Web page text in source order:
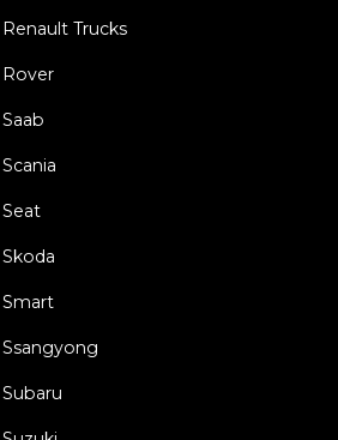
Renault Trucks
Rover
Saab
Scania
Seat
Skoda
Smart
Ssangyong
Subaru